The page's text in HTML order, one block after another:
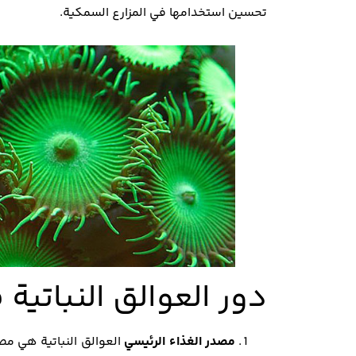
تحسين استخدامها في المزارع السمكية.
دور العوالق
مصدر الغذاء الرئيسي العوالق النباتية هي